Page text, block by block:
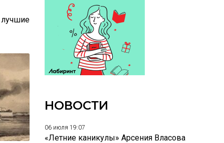
лучшие
НОВОСТИ
06 июля 19:07
«Летние каникулы» Арсения Власова